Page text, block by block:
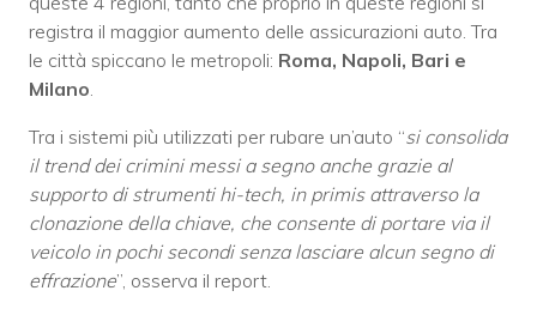
registra il maggior aumento delle assicurazioni auto. Tra
le città spiccano le metropoli: Roma, Napoli, Bari e
Milano
Tra i sistemi più utilizzati per rubare un’auto “si consolida
il trend dei crimini messi a segno anche grazie al
supporto di strumenti hi-tech, in primis attraverso la
clonazione della chiave, che consente di portare via il
veicolo in pochi secondi senza lasciare alcun segno di
effrazione”, osserva il report.